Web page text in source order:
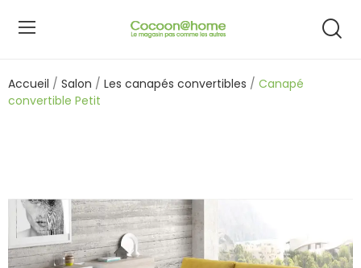
Accueil Salon Les canapés convertibles
Canapé
convertible Petit